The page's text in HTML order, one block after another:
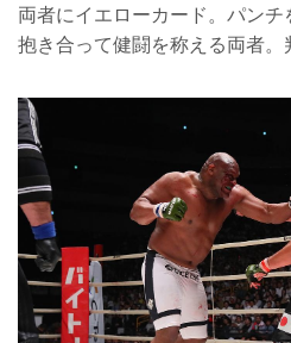
両者にイエローカード。パンチ
抱き合って健闘を称える両者。